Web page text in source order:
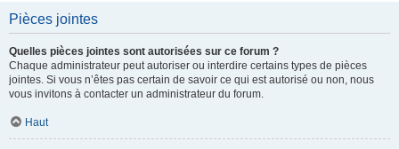
Pièces jointes
Quelles pièces jointes sont autorisées sur ce forum ?
Chaque administrateur peut autoriser ou interdire certains types de pièces
jointes. Si vous n’êtes pas certain de savoir ce qui est autorisé ou non, nous
vous invitons à contacter un administrateur du forum.
Haut